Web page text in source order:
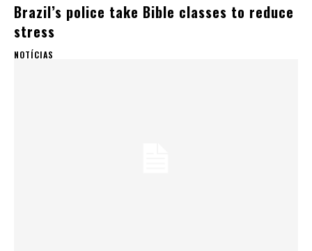
Brazil’s police take Bible classes to reduce
stress
NOTÍCIAS